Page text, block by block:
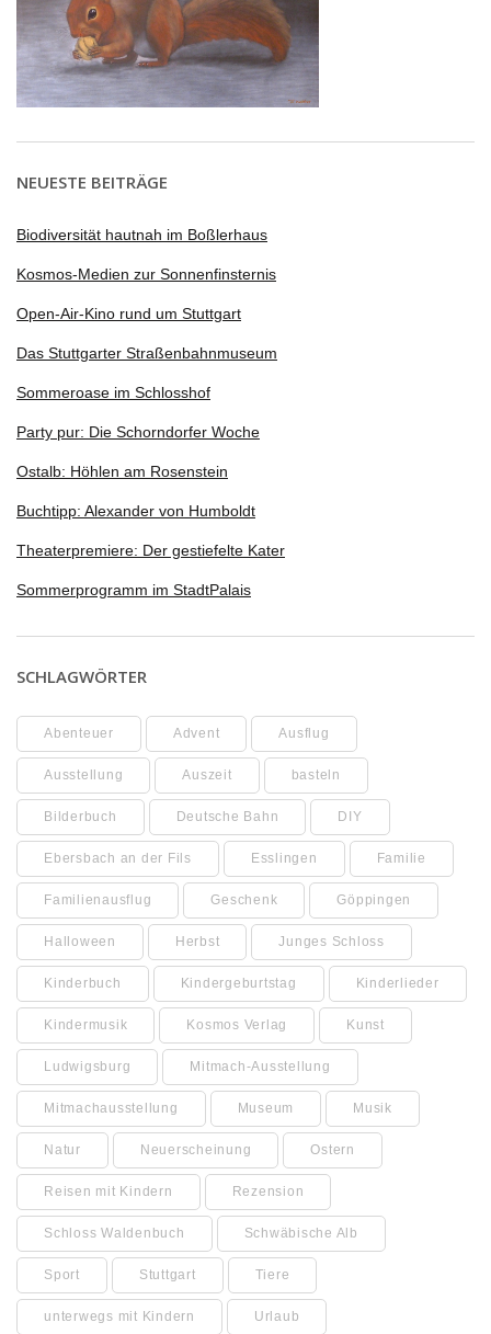
NEUESTE BEITRÄGE
Biodiversität hautnah im Boßlerhaus
Kosmos-Medien zur Sonnenfinsternis
Open-Air-Kino rund um Stuttgart
Das Stuttgarter Straßenbahnmuseum
Sommeroase im Schlosshof
Party pur: Die Schorndorfer Woche
Ostalb: Höhlen am Rosenstein
Buchtipp: Alexander von Humboldt
Theaterpremiere: Der gestiefelte Kater
Sommerprogramm im StadtPalais
SCHLAGWÖRTER
Abenteuer Advent Ausflug
Ausstellung Auszeit basteln
Bilderbuch Deutsche Bahn DIY
Ebersbach an der Fils Esslingen Familie
Familienausflug Geschenk Göppingen
Halloween Herbst Junges Schloss
Kinderbuch Kindergeburtstag Kinderlieder
Kindermusik Kosmos Verlag Kunst
Ludwigsburg Mitmach-Ausstellung
Mitmachausstellung Museum Musik
Natur Neuerscheinung Ostern
Reisen mit Kindern Rezension
Schloss Waldenbuch Schwäbische Alb
Sport Stuttgart Tiere
unterwegs mit Kindern Urlaub